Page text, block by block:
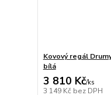
Kovový regál
bílá
3 810 Kč/ks
3 149 Kč bez DPH